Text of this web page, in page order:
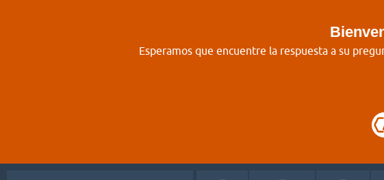
Esperamos que encuentre la respuesta a su